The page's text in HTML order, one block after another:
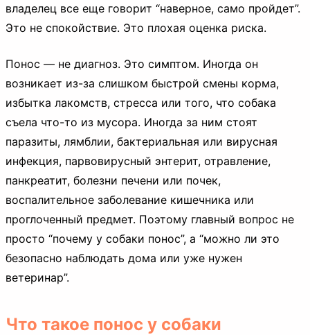
владелец все еще говорит “наверное, само пройдет”.
Это не спокойствие. Это плохая оценка риска.
Понос — не диагноз. Это симптом. Иногда он
возникает из-за слишком быстрой смены корма,
избытка лакомств, стресса или того, что собака
съела что-то из мусора. Иногда за ним стоят
паразиты, лямблии, бактериальная или вирусная
инфекция, парвовирусный энтерит, отравление,
панкреатит, болезни печени или почек,
воспалительное заболевание кишечника или
проглоченный предмет. Поэтому главный вопрос не
просто “почему у собаки понос”, а “можно ли это
безопасно наблюдать дома или уже нужен
ветеринар”.
Что такое понос у собаки